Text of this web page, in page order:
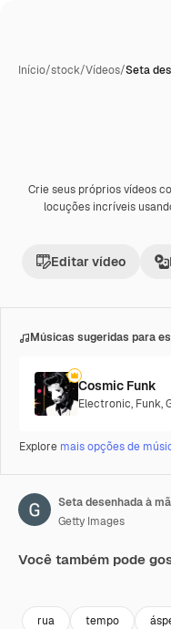
Início/stock/Vídeos/Seta
Premium
Crie seus próprios vídeos
locuções incríveis
Editar vídeo
Músicas sugeridas para
Cosmic Funk
Electronic, Funk,
Explore mais opções de
Getty Images
Você também pode
rua tempo